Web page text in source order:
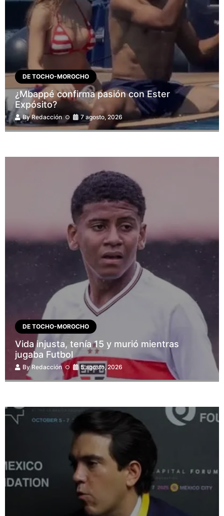
DE TOCHO-MOROCHO
¿Mbappé confirma pasión con Ester
Expósito?
ByRedacción 7 agosto, 2026
DE TOCHO-MOROCHO
Vida injusta, tenía 15 y murió mientras
jugaba Futbol
ByRedacción 5 agosto, 2026